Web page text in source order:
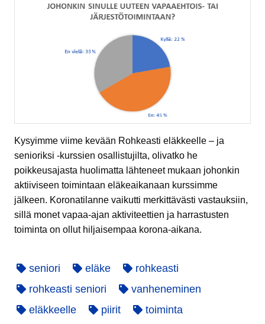
Kysyimme viime kevään Rohkeasti eläkkeelle – ja
senioriksi -kurssien osallistujilta, olivatko he
poikkeusajasta huolimatta lähteneet mukaan johonkin
aktiiviseen toimintaan eläkeaikanaan kurssimme
jälkeen. Koronatilanne vaikutti merkittävästi vastauksiin,
sillä monet vapaa-ajan aktiviteettien ja harrastusten
toiminta on ollut hiljaisempaa korona-aikana.
seniori eläke
rohkeasti
rohkeasti seniori
vanheneminen
eläkkeelle
piirit
toiminta